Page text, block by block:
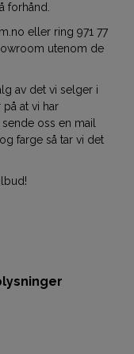
forhånd.
eller ring 971 77
utenom de
av det vi selger i
at vi har
oss en mail
farge så tar vi det